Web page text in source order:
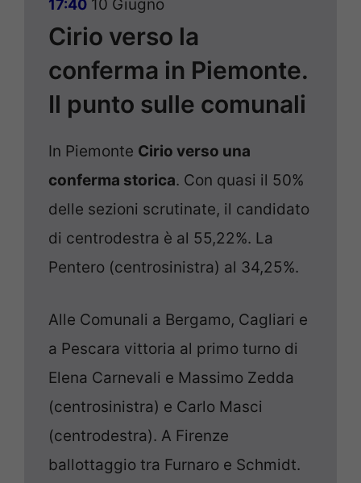
17:40 10 Giugno
Cirio verso la
conferma in Piemonte.
Il punto sulle comunali
In Piemonte Cirio verso una
conferma storica. Con quasi il 50%
delle sezioni scrutinate, il candidato
di centrodestra è al 55,22%. La
Pentero (centrosinistra) al 34,25%.
Alle Comunali a Bergamo, Cagliari e
a Pescara vittoria al primo turno di
Elena Carnevali e Massimo Zedda
(centrosinistra) e Carlo Masci
(centrodestra). A Firenze
ballottaggio tra Furnaro e Schmidt.